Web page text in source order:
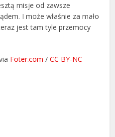
misje od zawsze
I może właśnie za mało
jest tam tyle przemocy
Foter.com /CC BY-NC